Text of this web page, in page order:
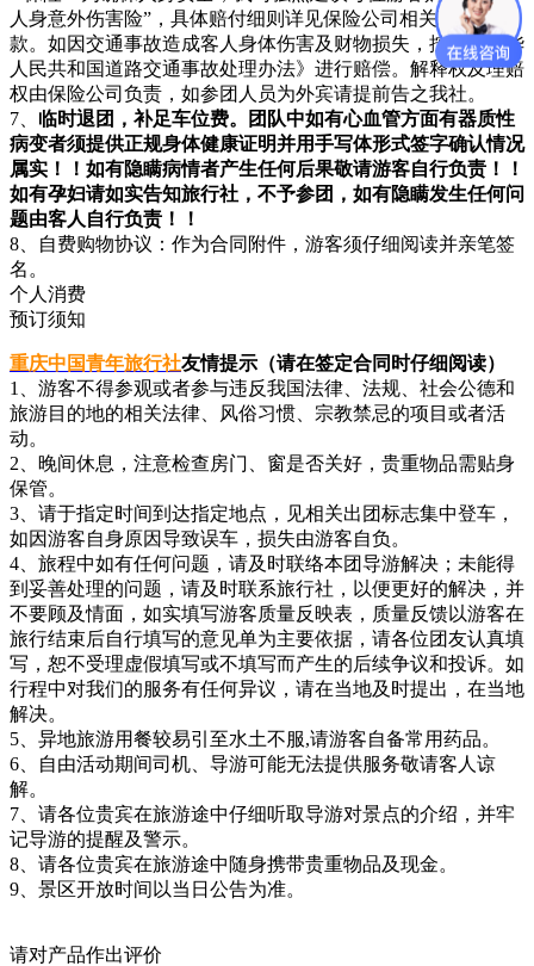
人身意外伤害险”，具体赔付细则详见保险公司相关理赔条
款。如因交通事故造成客人身体伤害及财物损失，按照《中华
人民共和国道路交通事故处理办法》进行赔偿。解释权及理赔
权由保险公司负责，如参团人员为外宾请提前告之我社。
7、 临时退团，补足车位费。团队中如有心血管方面有器质性
病变者须提供正规身体健康证明并用手写体形式签字确认情况
属实！！如有隐瞒病情者产生任何后果敬请游客自行负责！！
如有孕妇请如实告知旅行社，不予参团，如有隐瞒发生任何问
题由客人自行负责！！
8、自费购物协议：作为合同附件，游客须仔细阅读并亲笔签
名。
个人消费
预订须知
重庆中国青年旅行社友情提示（请在签定合同时仔细阅读）
1、游客不得参观或者参与违反我国法律、法规、社会公德和
旅游目的地的相关法律、风俗习惯、宗教禁忌的项目或者活
动。
2、晚间休息，注意检查房门、窗是否关好，贵重物品需贴身
保管。
3、请于指定时间到达指定地点，见相关出团标志集中登车，
如因游客自身原因导致误车，损失由游客自负。
4、旅程中如有任何问题，请及时联络本团导游解决；未能得
到妥善处理的问题，请及时联系旅行社，以便更好的解决，并
不要顾及情面，如实填写游客质量反映表，质量反馈以游客在
旅行结束后自行填写的意见单为主要依据，请各位团友认真填
写，恕不受理虚假填写或不填写而产生的后续争议和投诉。如
行程中对我们的服务有任何异议，请在当地及时提出，在当地
解决。
5、异地旅游用餐较易引至水土不服,请游客自备常用药品。
6、自由活动期间司机、导游可能无法提供服务敬请客人谅
解。
7、请各位贵宾在旅游途中仔细听取导游对景点的介绍，并牢
记导游的提醒及警示。
8、请各位贵宾在旅游途中随身携带贵重物品及现金。
9、景区开放时间以当日公告为准。
请对产品作出评价